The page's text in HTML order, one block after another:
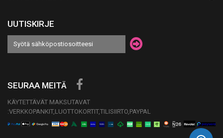
UUTISKIRJE
SEURAA MEITÄ
KÄYTETTÄVÄT MAKSUTAVAT
:VERKKOPANKIT,LUOTTOKORTIT,TILISIIRTO,PAYPAL